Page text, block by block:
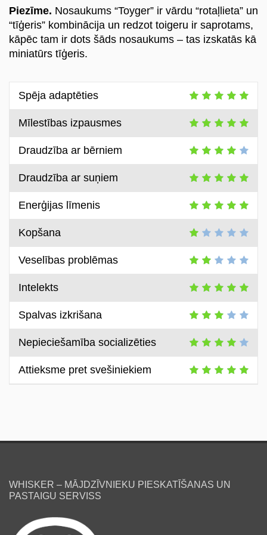
Piezīme. Nosaukums “Toyger” ir vārdu “rotaļlieta” un
“tīģeris” kombinācija un redzot toigeru ir saprotams,
kāpēc tam ir dots šāds nosaukums – tas izskatās kā
miniatūrs tīģeris.
Spēja adaptēties
Mīlestības izpausmes
Draudzība ar bērniem
Draudzība ar suņiem
Enerģijas līmenis
Kopšana
Veselības problēmas
Intelekts
Spalvas izkrišana
Nepieciešamība socializēties
Attieksme pret svešiniekiem
WHISKER – MĀJDZĪVNIEKU PIESKATĪŠANAS UN
PASTAIGU SERVISS